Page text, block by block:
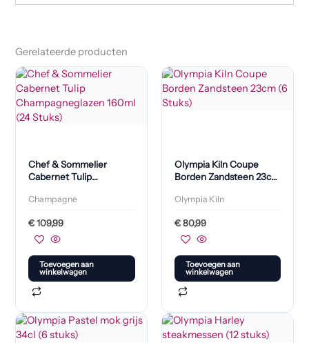
Gerelateerde producten
Chef & Sommelier
Cabernet Tulip
160ml (24 Stuks)
Champagne
€109,99
Toevoegen aan
winkelwagen
Olympia Kiln Coupe
Borden Zandsteen 23cm
Olympia Kiln
€80,99
Toevoegen aan
winkelwagen